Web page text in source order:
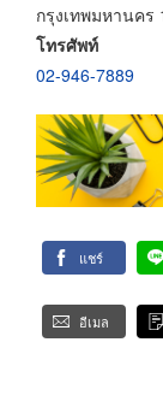
กรุงเทพมหานคร
โทรศัพท์
02-946-7889
แชร์
อีเมล